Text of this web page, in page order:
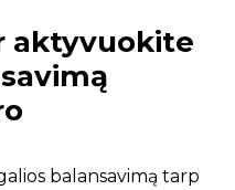
aktyvuokite
balansavimą tarp